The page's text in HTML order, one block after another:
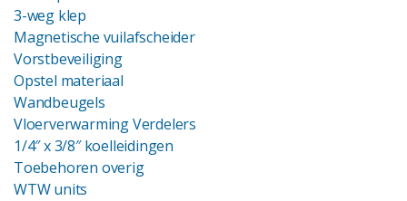
3-weg klep
Magnetische vuilafscheider
Vorstbeveiliging
Opstel materiaal
Wandbeugels
Vloerverwarming Verdelers
1/4″ x 3/8″ koelleidingen
Toebehoren overig
WTW units